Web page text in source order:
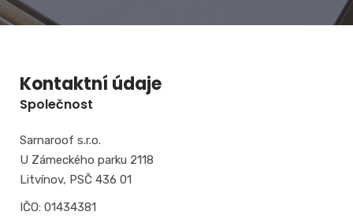
Kontaktní údaje
Společnost
Sarnaroof s.r.o.
U Zámeckého parku 2118
Litvínov, PSČ 436 01
IČO: 01434381